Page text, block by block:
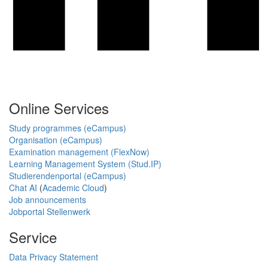
Online Services
Study programmes (eCampus)
Organisation (eCampus)
Examination management (FlexNow)
Learning Management System (Stud.IP)
Studierendenportal (eCampus)
Chat AI (Academic Cloud)
Job announcements
Jobportal Stellenwerk
Service
Data Privacy Statement